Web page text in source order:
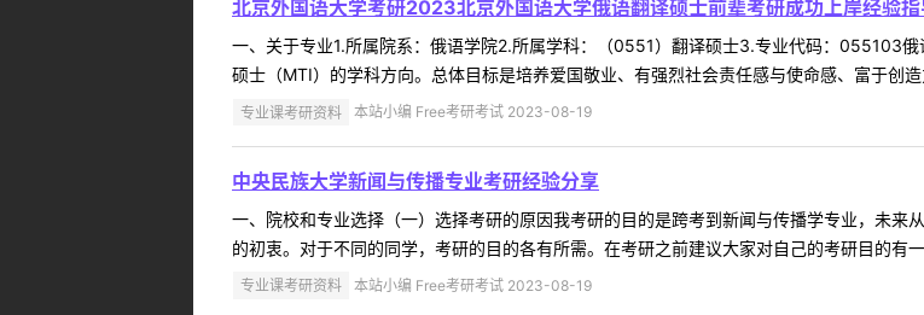
北京外国语大学考研2023北京外国语大学俄语翻译硕士前辈考研成功上岸经验
一、关于专业1.所属院系：俄语学院2.所属学科：（0551）翻译硕士3.专业代码：055103
硕士（MTI）的学科方向。总体目标是培养爱国敬业、有强烈社会责任感与使命感、富于创
专业课考研资料 本站小编 Free考研考试 2023-08-19
中央民族大学新闻与传播专业考研经验分享
一、院校和专业选择（一）选择考研的原因我考研的目的是跨考到新闻与传播学专业，未
的初衷。对于不同的同学，考研的目的各有所需。在考研之前建议大家对自己的考研目的
专业课考研资料 本站小编 Free考研考试 2023-08-19